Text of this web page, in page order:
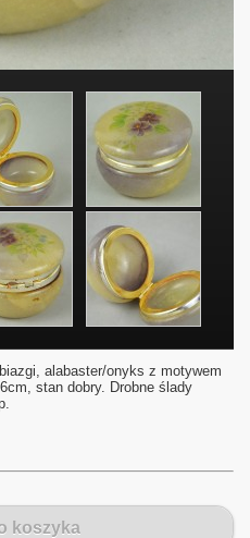
alabaster/onyks z motywem
stan dobry. Drobne ślady
koszyka